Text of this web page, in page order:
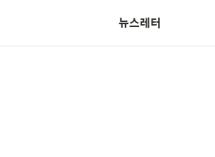
뉴스레터